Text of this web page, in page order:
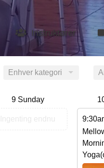
Instruktører
Enhver kategori
9 Sunday